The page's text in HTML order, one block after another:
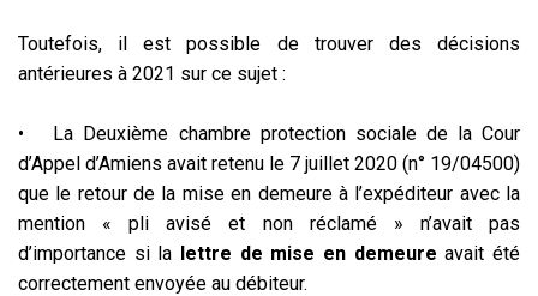
Toutefois, il est possible de trouver des décisions
antérieures à 2021 sur ce sujet :
• La Deuxième chambre protection sociale de la Cour
d’Appel d’Amiens avait retenu le 7 juillet 2020 (n° 19/04500)
que le retour de la mise en demeure à l’expéditeur avec la
mention « pli avisé et non réclamé » n’avait pas
d’importance si la lettre de mise en demeureavait été
correctement envoyée au débiteur.